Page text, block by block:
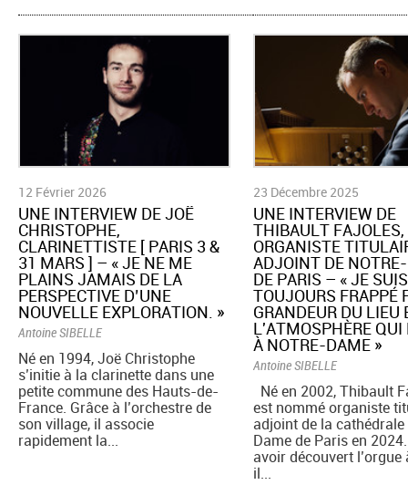
12 Février 2026
UNE INTERVIEW DE JOË
CHRISTOPHE,
CLARINETTISTE [ PARIS 3 &
31 MARS ] – « JE NE ME
PLAINS JAMAIS DE LA
PERSPECTIVE D’UNE
NOUVELLE EXPLORATION. »
Antoine SIBELLE
Né en 1994, Joë Christophe
s’initie à la clarinette dans une
petite commune des Hauts-de-
France. Grâce à l’orchestre de
son village, il associe
rapidement la...
23 Décembre 2025
UNE INTERVIEW DE
THIBAULT FAJOLES,
ORGANISTE
ADJOINT DE
DE PARIS – « JE SUIS
TOUJOURS FRAPPÉ
GRANDEUR DU LIEU
L'ATMOSPHÈRE QUI
À NOTRE-DAME »
Antoine SIBELLE
Né en 2002, Thibault
est nommé organiste
adjoint de la
Dame de Paris en
avoir découvert l’orgue
il...